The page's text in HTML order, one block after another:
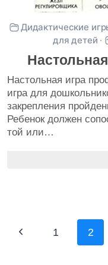
Дидактические
для детей ·
Настольная игра
игра для
закрепления
Ребенок должен
той или…
Навигация
Предыдущая
1 2